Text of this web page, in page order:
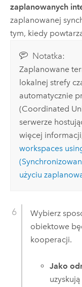
zaplanowanych
zaplanowanej
tym, kiedy
Notatka:
Zaplanowane
lokalnej strefy
automatycznie
(Coordinated
serwerze
więcej
workspaces
użyciu
Wybierz
obiektowe
kooperacji.
Jako